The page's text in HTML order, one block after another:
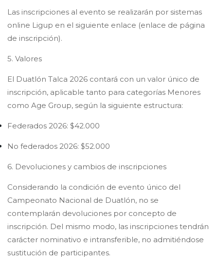
Las inscripciones al evento se realizarán por sistemas
online Ligup en el siguiente enlace (enlace de página
de inscripción).
5. Valores
El Duatlón Talca 2026 contará con un valor único de
inscripción, aplicable tanto para categorías Menores
como Age Group, según la siguiente estructura:
Federados 2026: $42.000
No federados 2026: $52.000
6. Devoluciones y cambios de inscripciones
Considerando la condición de evento único del
Campeonato Nacional de Duatlón, no se
contemplarán devoluciones por concepto de
inscripción. Del mismo modo, las inscripciones tendrán
carácter nominativo e intransferible, no admitiéndose
sustitución de participantes.